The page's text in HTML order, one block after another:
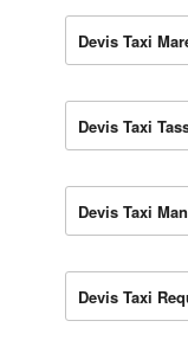
Devis Taxi
Devis Taxi
Devis Taxi
Devis Taxi